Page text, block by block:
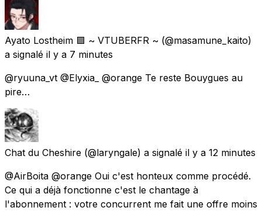
Ayato Lostheim 🟪 ~ VTUBERFR ~ (@masamune_kaito)
a signalé il y a 7 minutes
@ryuuna_vt @Elyxia_ @orange Te reste Bouygues au
pire…
Chat du Cheshire (@laryngale) a signalé il y a 12 minutes
@AirBoita @orange Oui c'est honteux comme procédé.
Ce qui a déjà fonctionne c'est le chantage à
l'abonnement : votre concurrent me fait une offre moins